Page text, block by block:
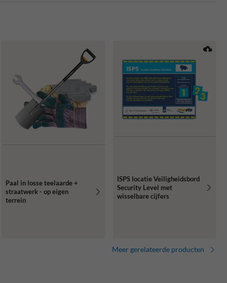
Paal in losse teelaarde +
straatwerk - op eigen
terrein
ISPS locatie Veiligheidsbord
Security Level met
wisselbare cijfers
Meer gerelateerde producten